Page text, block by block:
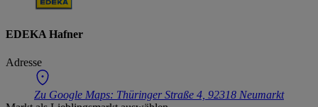
EDEKA Hafner
Adresse
Zu Google Maps: Thüringer Straße 4, 92318 Neumarkt